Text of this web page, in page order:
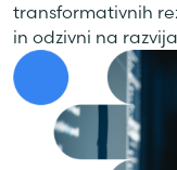
transformativnih
in odzivni na